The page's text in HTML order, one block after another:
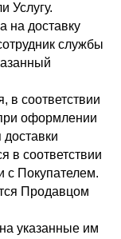
Услугу.
на доставку
службы
в соответствии
оформлении
в соответствии
с Покупателем.
Продавцом
указанные им